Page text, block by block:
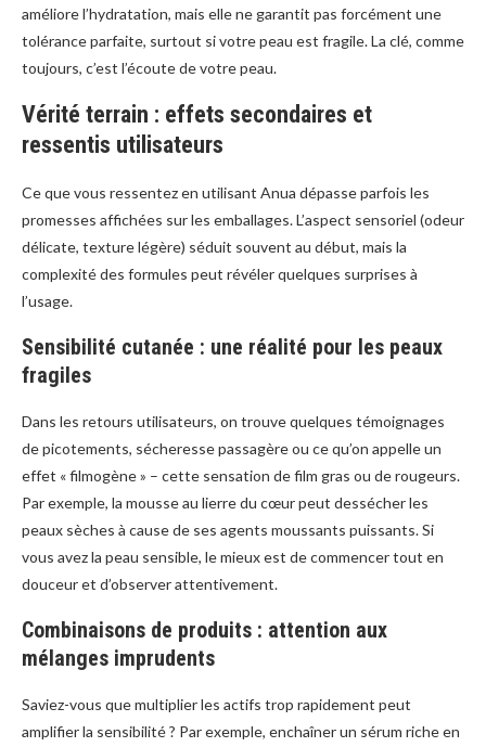
améliore l’hydratation, mais elle ne garantit pas forcément une
tolérance parfaite, surtout si votre peau est fragile. La clé, comme
toujours, c’est l’écoute de votre peau.
Vérité terrain : effets secondaires et
ressentis utilisateurs
Ce que vous ressentez en utilisant Anua dépasse parfois les
promesses affichées sur les emballages. L’aspect sensoriel (odeur
délicate, texture légère) séduit souvent au début, mais la
complexité des formules peut révéler quelques surprises à
l’usage.
Sensibilité cutanée : une réalité pour les peaux
fragiles
Dans les retours utilisateurs, on trouve quelques témoignages
de picotements, sécheresse passagère ou ce qu’on appelle un
effet « filmogène » – cette sensation de film gras ou de rougeurs.
Par exemple, la mousse au lierre du cœur peut dessécher les
peaux sèches à cause de ses agents moussants puissants. Si
vous avez la peau sensible, le mieux est de commencer tout en
douceur et d’observer attentivement.
Combinaisons de produits : attention aux
mélanges imprudents
Saviez-vous que multiplier les actifs trop rapidement peut
amplifier la sensibilité ? Par exemple, enchaîner un sérum riche en